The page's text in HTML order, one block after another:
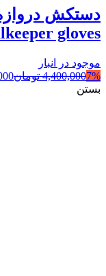
دستکش دروازه
gloves
موجود در انبار
7%
4,400,000 تومان
بستن